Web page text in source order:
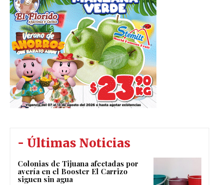
- Últimas Noticias
Colonias de Tijuana afectadas por
avería en el Booster El Carrizo
siguen sin agua